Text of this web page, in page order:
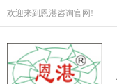
欢迎来到恩湛咨询官网!